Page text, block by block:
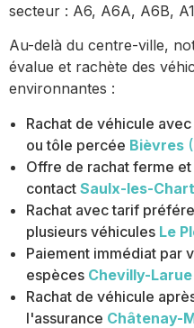
secteur : A6, A6A, A6B,
Au-delà du centre-ville,
évalue et rachète des
environnantes :
Rachat de véhicule
ou tôle percée Bièvres
Offre de rachat ferme
contact Saulx-les-
Rachat avec tarif
plusieurs véhicules Le
Paiement immédiat par
espèces Chevilly-Larue
Rachat de véhicule
l'assurance Châtenay-